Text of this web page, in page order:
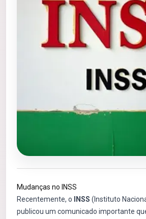
Mudanças no INSS
Recentemente, o
INSS (Instituto
publicou um comunicado importante